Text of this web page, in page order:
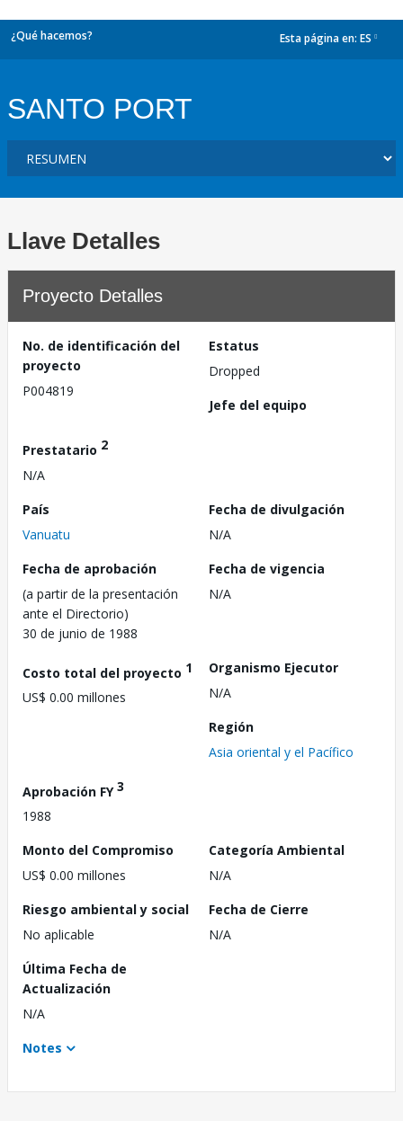
¿Qué hacemos? Esta página en: ES
SANTO PORT
Llave Detalles
Proyecto Detalles
No. de identificación del
proyecto
P004819
Estatus
Dropped
Jefe del equipo
Prestatario 2
N/A
País
Vanuatu
Fecha de divulgación
N/A
Fecha de aprobación
(a partir de la presentación
ante el Directorio)
30 de junio de 1988
Fecha de vigencia
N/A
Costo total del proyecto 1
US$ 0.00 millones
Organismo Ejecutor
N/A
Región
Asia oriental y el Pacífico
Aprobación FY3
1988
Monto del Compromiso
US$ 0.00 millones
Categoría Ambiental
N/A
Riesgo ambiental y social
No aplicable
Fecha de Cierre
N/A
Última Fecha de
Actualización
N/A
Notes